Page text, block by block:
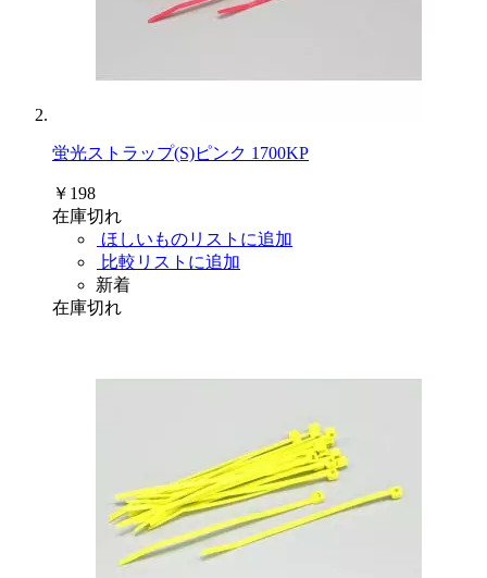
蛍光ストラップ(S)ピンク 1700KP
￥198
在庫切れ
ほしいものリストに追加
比較リストに追加
新着
在庫切れ